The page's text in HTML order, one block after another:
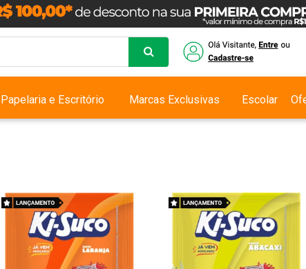
Papelaria e Escritório Marcas Exclusivas Escolar